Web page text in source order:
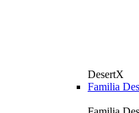
DesertX
Familia